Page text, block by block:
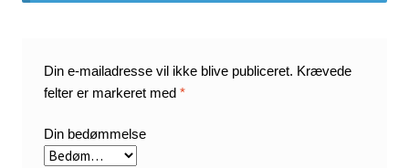
Din e-mailadresse vil ikke blive publiceret. Krævede
felter er markeret med*
Din bedømmelse